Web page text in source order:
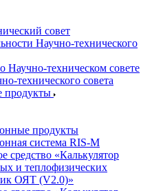
совет
Научно-технического
Научно-техническом совете
технического совета
продукты
система RIS-M
средство «Калькулятор
и теплофизических
ОЯТ (V2.0)»